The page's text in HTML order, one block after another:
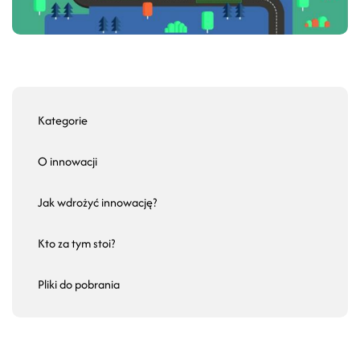
Kategorie
O innowacji
Jak wdrożyć innowację?
Kto za tym stoi?
Pliki do pobrania